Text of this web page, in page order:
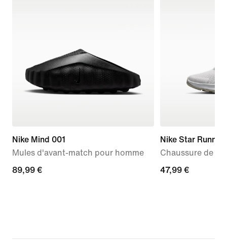
Nike Mind 001
Mules d'avant-match pour homme
89,99 €
89,99 €
Nike Star Runner
Chaussure de
47,99 €
47,99 €